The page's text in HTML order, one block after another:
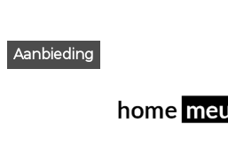
Aanbieding